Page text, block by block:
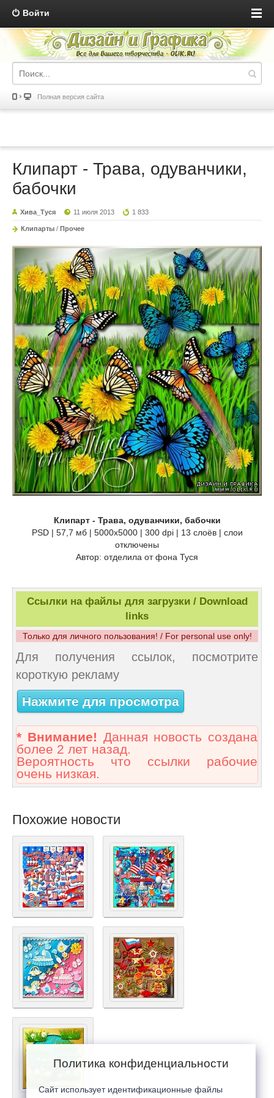
Войти
Полная версия сайта
Клипарт - Трава, одуванчики,
бабочки
Хива_Туся 11 июля 2013 1 833
Клипарты / Прочее
Клипарт - Трава, одуванчики, бабочки
PSD | 57,7 мб | 5000х5000 | 300 dpi | 13 слоёв | слои
отключены
Автор: отделила от фона Туся
Ссылки на файлы для загрузки / Download
links
Только для личного пользования! / For personal use only!
Для получения ссылок, посмотрите
короткую рекламу
Нажмите для просмотра
* Внимание! Данная новость создана
более 2 лет назад.
Вероятность что ссылки рабочие
очень низкая.
Похожие новости
Политика конфиденциальности
Сайт использует идентификационные файлы